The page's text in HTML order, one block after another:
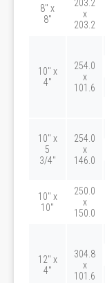
8" x
8"
203.2
x
203.2
10" x
4"
254.0
x
101.6
10" x
5
3/4"
254.0
x
146.0
10" x
10"
250.0
x
150.0
12" x
4"
304.8
x
101.6